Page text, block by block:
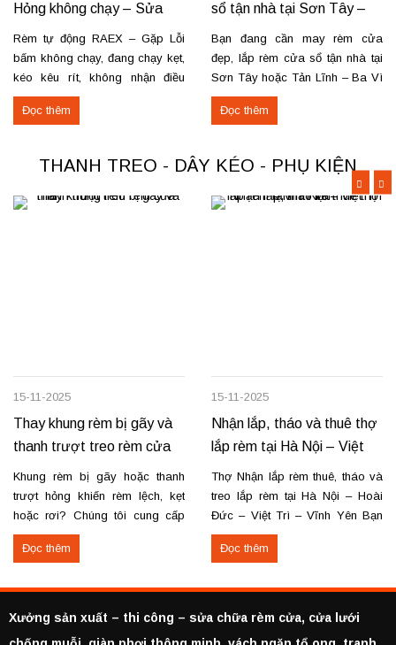
Hỏng không chạy – Sửa
tận nơi
Rèm tự động RAEX – Gặp Lỗi
bấm không chạy, đang chạy kẹt,
kéo kêu rít, không nhận điều
khiển… Nhận thay mới động cơ,
sửa chữa rèm tự động raex và
Đọc thêm
sổ tận nhà tại Sơn Tây –
Tản Lĩnh Ba Vì
Bạn đang cần may rèm cửa
đẹp, lắp rèm cửa sổ tận nhà tại
Sơn Tây hoặc Tản Lĩnh – Ba Vì
với giá hợp lý? Chúng tôi
chuyên may rèm theo yêu cầu,
tiến độ. Thực tế, chúng tôi vừa
hoàn thiện thi công rèm...
Đọc thêm
THANH TREO - DÂY KÉO - PHỤ KIỆN
15-11-2025
Thay khung rèm bị gãy và
thanh trượt treo rèm cửa
Khung rèm bị gãy hoặc thanh
trượt hỏng khiến rèm lệch, kẹt
hoặc rơi? Chúng tôi cung cấp
dịch vụ thay khung và thanh
trượt rèm tận nơi, đảm bảo rèm
bền lâu. Thay khung rèm bị gãy,
cong vênh Thay hoặc sửa
Đọc thêm
15-11-2025
Nhận lắp, tháo và thuê thợ
lắp rèm tại Hà Nội – Việt
Trì – Vĩnh Yên
Thợ Nhận lắp rèm thuê, tháo và
treo lắp rèm tại Hà Nội – Hoài
Đức – Việt Trì – Vĩnh Yên Bạn
cần lắp rèm bị rơi, tháo rèm cũ
hoặc thuê thợ lắp rèm tại Hoài
Yên? Chúng tôi cung cấp dịch
vụ...
Đọc thêm
Xưởng sản xuất – thi công – sửa chữa rèm cửa, cửa lưới